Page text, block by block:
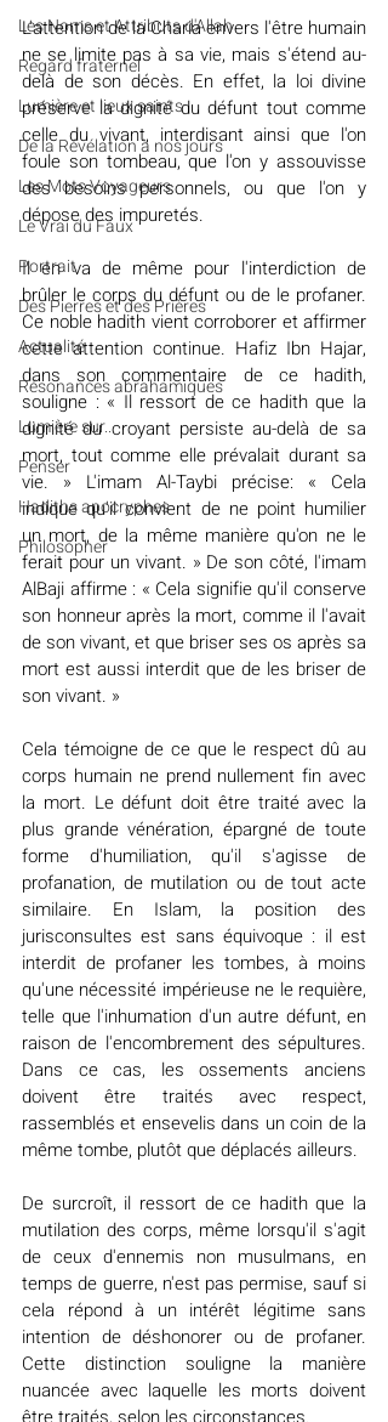
Les Noms et Attributs d'Allah
Regard fraternel
Lumière et lieux saints
De la Révélation à nos jours
Les Mots Voyageurs
Le Vrai du Faux
Portrait
Des Pierres et des Prières
Actualité
Résonances abrahamiques
Lumière sur...
Penser
Hadiths apocryphes
Philosopher
L'attention de la Charia envers l'être humain
ne se limite pas à sa vie, mais s'étend au-
delà de son décès. En effet, la loi divine
préserve la dignité du défunt tout comme
celle du vivant, interdisant ainsi que l'on
foule son tombeau, que l'on y assouvisse
des besoins personnels, ou que l'on y
dépose des impuretés.
Il en va de même pour l'interdiction de
brûler le corps du défunt ou de le profaner.
Ce noble hadith vient corroborer et affirmer
cette attention continue. Hafiz Ibn Hajar,
dans son commentaire de ce hadith,
souligne : « Il ressort de ce hadith que la
dignité du croyant persiste au-delà de sa
mort, tout comme elle prévalait durant sa
vie. » L'imam Al-Taybi précise: « Cela
indique qu'il convient de ne point humilier
un mort, de la même manière qu'on ne le
ferait pour un vivant. » De son côté, l'imam
AlBaji affirme : « Cela signifie qu'il conserve
son honneur après la mort, comme il l'avait
de son vivant, et que briser ses os après sa
mort est aussi interdit que de les briser de
son vivant. »
Cela témoigne de ce que le respect dû au
corps humain ne prend nullement fin avec
la mort. Le défunt doit être traité avec la
plus grande vénération, épargné de toute
forme d'humiliation, qu'il s'agisse de
profanation, de mutilation ou de tout acte
similaire. En Islam, la position des
jurisconsultes est sans équivoque : il est
interdit de profaner les tombes, à moins
qu'une nécessité impérieuse ne le requière,
telle que l'inhumation d'un autre défunt, en
raison de l'encombrement des sépultures.
Dans ce cas, les ossements anciens
doivent être traités avec respect,
rassemblés et ensevelis dans un coin de la
même tombe, plutôt que déplacés ailleurs.
De surcroît, il ressort de ce hadith que la
mutilation des corps, même lorsqu'il s'agit
de ceux d'ennemis non musulmans, en
temps de guerre, n'est pas permise, sauf si
cela répond à un intérêt légitime sans
intention de déshonorer ou de profaner.
Cette distinction souligne la manière
nuancée avec laquelle les morts doivent